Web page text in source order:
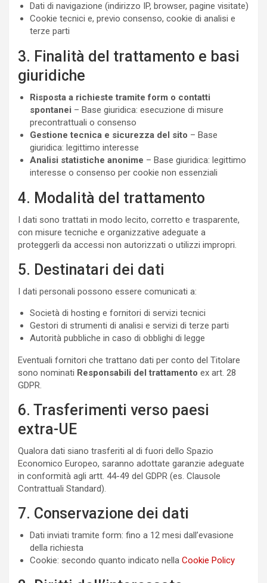
Dati di navigazione (indirizzo IP, browser, pagine visitate)
Cookie tecnici e, previo consenso, cookie di analisi e
terze parti
3. Finalità del trattamento e basi
giuridiche
Risposta a richieste tramite form o contatti
spontanei – Base giuridica: esecuzione di misure
precontrattuali o consenso
Gestione tecnica e sicurezza del sito – Base
giuridica: legittimo interesse
Analisi statistiche anonime – Base giuridica: legittimo
interesse o consenso per cookie non essenziali
4. Modalità del trattamento
I dati sono trattati in modo lecito, corretto e trasparente,
con misure tecniche e organizzative adeguate a
proteggerli da accessi non autorizzati o utilizzi impropri.
5. Destinatari dei dati
I dati personali possono essere comunicati a:
Società di hosting e fornitori di servizi tecnici
Gestori di strumenti di analisi e servizi di terze parti
Autorità pubbliche in caso di obblighi di legge
Eventuali fornitori che trattano dati per conto del Titolare
sono nominati Responsabili del trattamento ex art. 28
GDPR.
6. Trasferimenti verso paesi
extra-UE
Qualora dati siano trasferiti al di fuori dello Spazio
Economico Europeo, saranno adottate garanzie adeguate
in conformità agli artt. 44-49 del GDPR (es. Clausole
Contrattuali Standard).
7. Conservazione dei dati
Dati inviati tramite form: fino a 12 mesi dall’evasione
della richiesta
Cookie: secondo quanto indicato nella Cookie Policy